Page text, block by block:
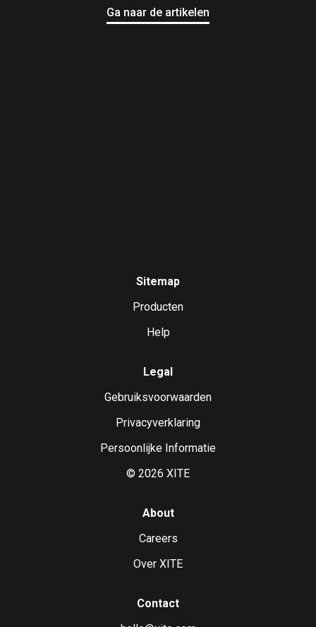
Ga naar de artikelen
Sitemap
Producten
Help
Contact
Legal
Gebruiksvoorwaarden
Privacyverklaring
Persoonlijke Informatie
© 2026 XITE
About
Careers
Over XITE